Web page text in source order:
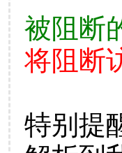
被阻断
将阻断
特别提